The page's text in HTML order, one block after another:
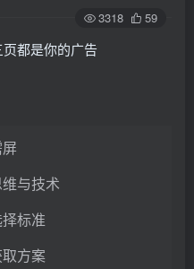
3318 59
都是你的广告
与技术
标准
方案